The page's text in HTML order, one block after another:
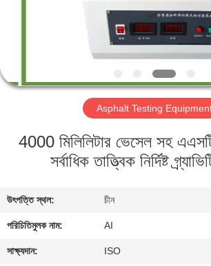
কারখানা
যোগাযোগ
করুন
Asphalt Testing
4000 মিলিলিটার ভেসেল সহ
সর্বাধিক তাত্ত্বিক নির্দিষ্ট
উৎপত্তি স্থল: চীন
পরিচিতিমুলক নাম: AI
সাক্ষ্যদান: ISO